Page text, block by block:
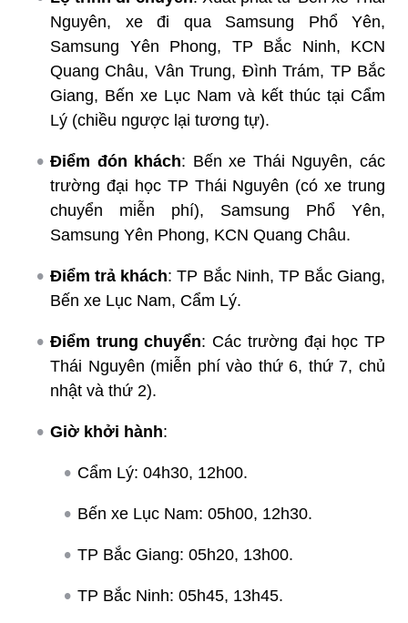
Nguyên, xe đi qua Samsung Phổ Yên,
Samsung Yên Phong, TP Bắc Ninh, KCN
Quang Châu, Vân Trung, Đình Trám, TP Bắc
Giang, Bến xe Lục Nam và kết thúc tại Cẩm
Lý (chiều ngược lại tương tự).
Điểm đón khách: Bến xe Thái Nguyên, các
trường đại học TP Thái Nguyên (có xe trung
chuyển miễn phí), Samsung Phổ Yên,
Samsung Yên Phong, KCN Quang Châu.
Điểm trả khách: TP Bắc Ninh, TP Bắc Giang,
Bến xe Lục Nam, Cẩm Lý.
Điểm trung chuyển: Các trường đại học TP
Thái Nguyên (miễn phí vào thứ 6, thứ 7, chủ
nhật và thứ 2).
Giờ khởi hành:
Cẩm Lý: 04h30, 12h00.
Bến xe Lục Nam: 05h00, 12h30.
TP Bắc Giang: 05h20, 13h00.
TP Bắc Ninh: 05h45, 13h45.